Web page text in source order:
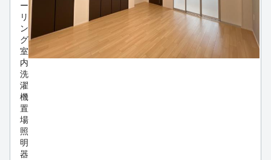
ー
リ
ン
グ
室
内
洗
濯
機
置
場
照
明
器